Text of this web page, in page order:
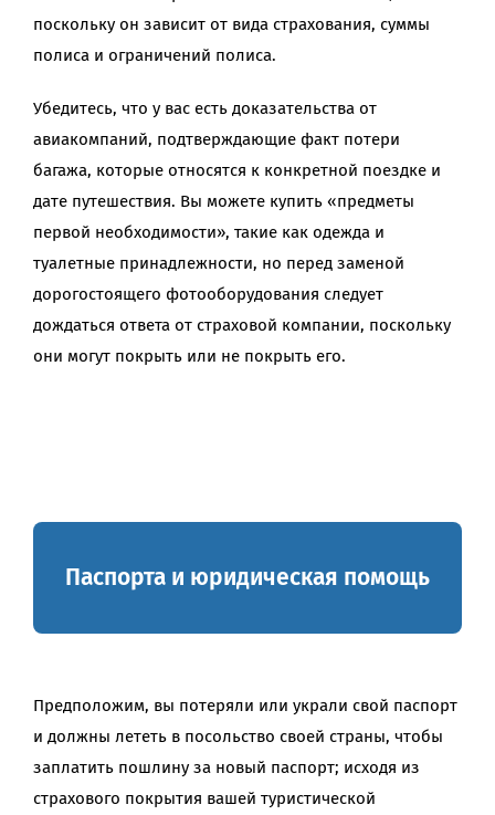
поскольку он зависит от вида страхования, суммы
полиса и ограничений полиса.
Убедитесь, что у вас есть доказательства от
авиакомпаний, подтверждающие факт потери
багажа, которые относятся к конкретной поездке и
дате путешествия. Вы можете купить «предметы
первой необходимости», такие как одежда и
туалетные принадлежности, но перед заменой
дорогостоящего фотооборудования следует
дождаться ответа от страховой компании, поскольку
они могут покрыть или не покрыть его.
Паспорта и юридическая помощь
Предположим, вы потеряли или украли свой паспорт
и должны лететь в посольство своей страны, чтобы
заплатить пошлину за новый паспорт; исходя из
страхового покрытия вашей туристической